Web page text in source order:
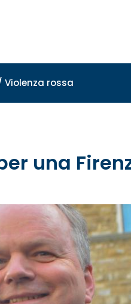
Violenza rossa
una